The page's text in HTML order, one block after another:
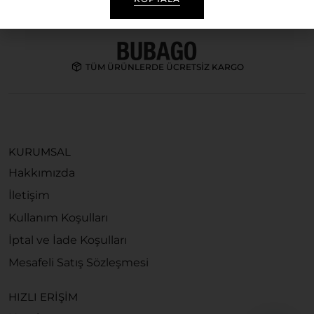
TÜM ÜRÜNLERDE ÜCRETSİZ KARGO
KURUMSAL
Hakkımızda
İletişim
Kullanım Koşulları
İptal ve İade Koşulları
Mesafeli Satış Sözleşmesi
HIZLI ERİŞİM